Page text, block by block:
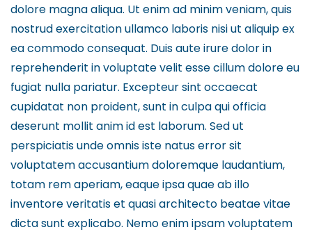
dolore magna aliqua. Ut enim ad minim veniam, quis
nostrud exercitation ullamco laboris nisi ut aliquip ex
ea commodo consequat. Duis aute irure dolor in
reprehenderit in voluptate velit esse cillum dolore eu
fugiat nulla pariatur. Excepteur sint occaecat
cupidatat non proident, sunt in culpa qui officia
deserunt mollit anim id est laborum. Sed ut
perspiciatis unde omnis iste natus error sit
voluptatem accusantium doloremque laudantium,
totam rem aperiam, eaque ipsa quae ab illo
inventore veritatis et quasi architecto beatae vitae
dicta sunt explicabo. Nemo enim ipsam voluptatem